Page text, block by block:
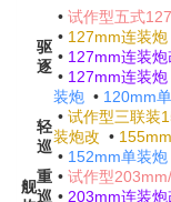
舰
驱
逐
• 试作型五式
• 127mm连装炮
• 127mm连装炮
• 127mm连装炮
装炮 • 120mm
轻
巡
• 试作型三联装
装炮改 •
• 152mm单装炮
重
巡
• 试作型
• 203mm连装炮